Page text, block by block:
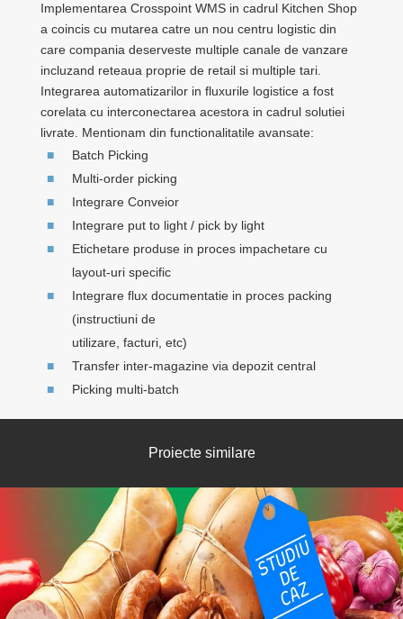
Implementarea Crosspoint WMS in cadrul Kitchen Shop
a coincis cu mutarea catre un nou centru logistic din
care compania deserveste multiple canale de vanzare
incluzand reteaua proprie de retail si multiple tari.
Integrarea automatizarilor in fluxurile logistice a fost
corelata cu interconectarea acestora in cadrul solutiei
livrate. Mentionam din functionalitatile avansate:
Batch Picking
Multi-order picking
Integrare Conveior
Integrare put to light / pick by light
Etichetare produse in proces impachetare cu
layout-uri specific
Integrare flux documentatie in proces packing
(instructiuni de
utilizare, facturi, etc)
Transfer inter-magazine via depozit central
Picking multi-batch
Proiecte similare